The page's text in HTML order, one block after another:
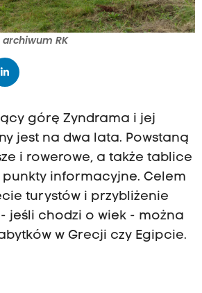
RK
górę Zyndrama i jej
jest na dwa lata. Powstaną
i rowerowe, a także tablice
informacyjne. Celem
turystów i przybliżenie
jeśli chodzi o wiek - można
w Grecji czy Egipcie.